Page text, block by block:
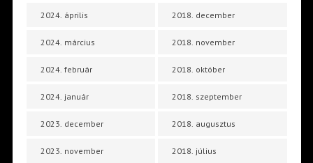
2024. április
2024. március
2024. február
2024. január
2023. december
2023. november
2018. december
2018. november
2018. október
2018. szeptember
2018. augusztus
2018. július